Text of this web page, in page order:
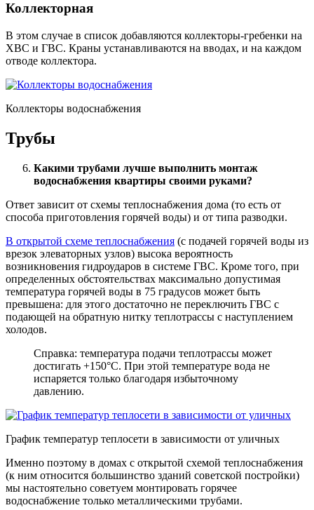
Коллекторная
В этом случае в список добавляются коллекторы-гребенки на
ХВС и ГВС. Краны устанавливаются на вводах, и на каждом
отводе коллектора.
Коллекторы водоснабжения
Трубы
Какими трубами лучше выполнить монтаж
водоснабжения квартиры своими руками?
Ответ зависит от схемы теплоснабжения дома (то есть от
способа приготовления горячей воды) и от типа разводки.
В открытой схеме теплоснабжения (с подачей горячей воды из
врезок элеваторных узлов) высока вероятность
возникновения гидроударов в системе ГВС. Кроме того, при
определенных обстоятельствах максимально допустимая
температура горячей воды в 75 градусов может быть
превышена: для этого достаточно не переключить ГВС с
подающей на обратную нитку теплотрассы с наступлением
холодов.
Справка: температура подачи теплотрассы может
достигать +150°С. При этой температуре вода не
испаряется только благодаря избыточному
давлению.
График температур теплосети в зависимости от уличных
Именно поэтому в домах с открытой схемой теплоснабжения
(к ним относится большинство зданий советской постройки)
мы настоятельно советуем монтировать горячее
водоснабжение только металлическими трубами.